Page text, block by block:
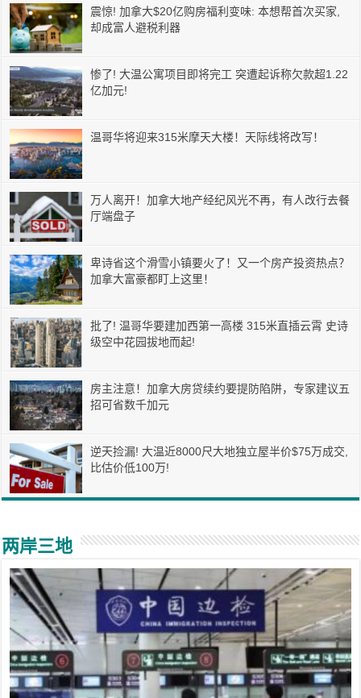
震惊! 加拿大$20亿购房福利变味: 本想帮首次买家,
却成富人避税利器
惨了! 大温公寓项目即将完工 突遭起诉称欠款超1.22
亿加元!
温哥华将迎来315米摩天大楼！天际线将改写！
万人离开！加拿大地产经纪风光不再，有人改行去餐
厅端盘子
卑诗省这个滑雪小镇要火了！又一个房产投资热点？
加拿大富豪都盯上这里！
批了! 温哥华要建加西第一高楼 315米直插云霄 史诗
级空中花园拔地而起!
房主注意！加拿大房贷续约要提防陷阱，专家建议五
招可省数千加元
逆天捡漏! 大温近8000尺大地独立屋半价$75万成交,
比估价低100万!
两岸三地